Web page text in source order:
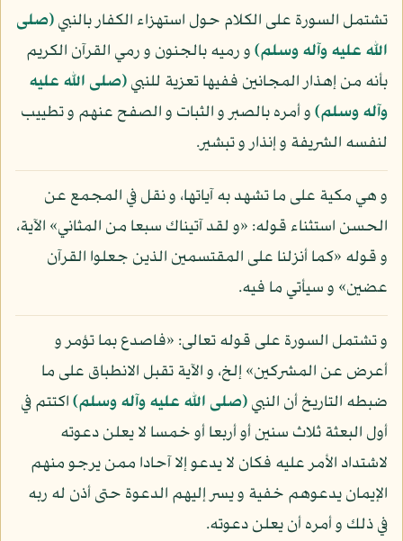
تشتمل السورة على الكلام حول استهزاء الكفار بالنبي(صلى
الله عليه وآله وسلم)و رميه بالجنون و رمي القرآن الكريم
بأنه من إهذار المجانين ففيها تعزية للنبي(صلى الله عليه
وآله وسلم)و أمره بالصبر و الثبات و الصفح عنهم و تطييب
لنفسه الشريفة و إنذار و تبشير.
و هي مكية على ما تشهد به آياتها، و نقل في المجمع عن
الحسن استثناء قوله: «و لقد آتيناك سبعا من المثاني» الآية،
و قوله «كما أنزلنا على المقتسمين الذين جعلوا القرآن
عضين» و سيأتي ما فيه.
و تشتمل السورة على قوله تعالى: «فاصدع بما تؤمر و
أعرض عن المشركين» إلخ، و الآية تقبل الانطباق على ما
ضبطه التاريخ أن النبي(صلى الله عليه وآله وسلم)اكتتم في
أول البعثة ثلاث سنين أو أربعا أو خمسا لا يعلن دعوته
لاشتداد الأمر عليه فكان لا يدعو إلا آحادا ممن يرجو منهم
الإيمان يدعوهم خفية و يسر إليهم الدعوة حتى أذن له ربه
في ذلك و أمره أن يعلن دعوته.